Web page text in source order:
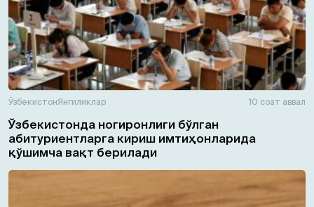
ЎзбекистонЯнгиликлар 10 соат аввал
Ўзбекистонда ногиронлиги бўлган
абитуриентларга кириш имтиҳонларида
қўшимча вақт берилади